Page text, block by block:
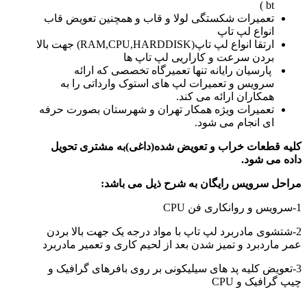
bt )
تعمیرات شکستگی لولا و قاب و همچنین تعویض قاب
انواع لپ تاپ
ارتقا انواع لپ تاپ(RAM,CPU,HARDDISK) جهت بالا
بردن سرعت و کاراریی لپ تاپ ها
پارسیان رایانه تنها تعمیرگاه تخصصی که ارائه
سرویس و تعمیرات لپ های استوک وارداتی را به
همکاران ارائه می کند.
تعمیرات ویژه همکار تهران و شهرستان بصورت حرفه
ای انجام می شود.
کلیه قطعات خراب و تعویض شده(داغی)به مشتری تحویل
داده می شود.
مراحل سرویس رایگان به شرح ذیل می باشد:
1-سرویس و روانکاری فن CPU
2-شتشوی مادربرد لپ تاپ با مواد درجه یک جهت بالا بردن
عمر ماردبرد و تمیز شدن بعد از لحیم کاری و تعمیر مادربرد
3-تعویض کلیه پد های سیلیکونی بر روی بافرهای گرافیک و
چیپ گرافیک و CPU